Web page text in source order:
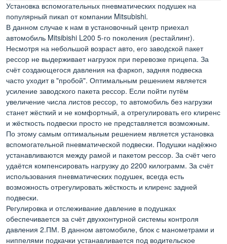
Установка вспомогательных пневматических подушек на
популярный пикап от компании Mitsubishi.
В данном случае к нам в установочный центр приехал
автомобиль Mitsibishi L200 5-го поколения (рестайлинг).
Несмотря на небольшой возраст авто, его заводской пакет
рессор не выдерживает нагрузок при перевозке прицепа. За
счёт создающегося давления на фаркоп, задняя подвеска
часто уходит в "пробой". Оптимальным решением является
усиление заводского пакета рессор. Если пойти путём
увеличение числа листов рессор, то автомобиль без нагрузки
станет жёсткий и не комфортный, а отрегулировать его клиренс
и жёсткость подвески просто не представляется возможным.
По этому самым оптимальным решением является установка
вспомогательной пневматической подвески. Подушки надёжно
устанавливаются между рамой и пакетом рессор. За счёт чего
удаётся компенсировать нагрузку до 2200 килограмм. За счёт
использования пневматических подушек, всегда есть
возможность отрегулировать жёсткость и клиренс задней
подвески.
Регулировка и отслеживание давление в подушках
обеспечивается за счёт двухконтурной системы контроля
давления 2.ПМ. В данном автомобиле, блок с манометрами и
ниппелями подкачки устанавливается под водительское